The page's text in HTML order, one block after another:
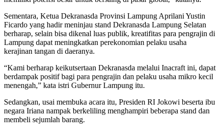
Sementara, Ketua Dekranasda Provinsi Lampung Aprilani Yustin
Ficardo yang hadir meninjau stand Dekranasda Lampung Selatan
berharap, selain bisa dikenal luas publik, kreatifitas para pengrajin di
Lampung dapat meningkatkan perekonomian pelaku usaha
kerajinan tangan di daeranya.
“Kami berharap keikutsertaan Dekranasda melalui Inacraft ini, dapat
berdampak positif bagi para pengrajin dan pelaku usaha mikro kecil
menengah,” kata istri Gubernur Lampung itu.
Sedangkan, usai membuka acara itu, Presiden RI Jokowi beserta ibu
negara Iriana nampak berkeliling menghampiri beberapa stand dan
membeli sejumlah barang.